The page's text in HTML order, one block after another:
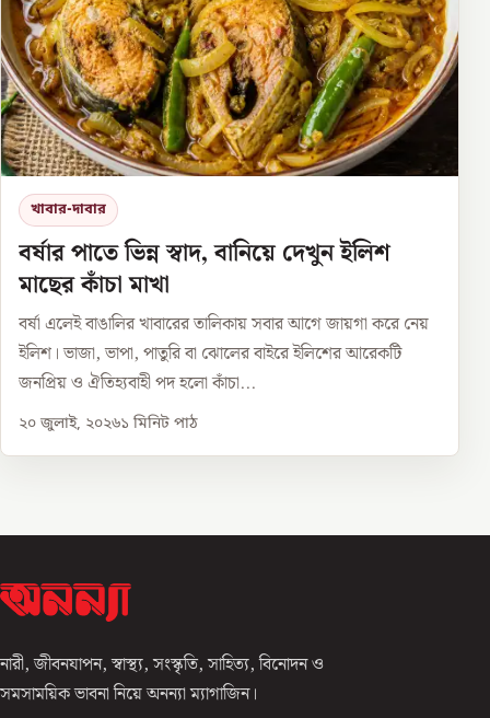
খাবার-দাবার
বর্ষার পাতে ভিন্ন স্বাদ, বানিয়ে দেখুন ইলিশ
মাছের কাঁচা মাখা
বর্ষা এলেই বাঙালির খাবারের তালিকায় সবার আগে জায়গা করে নেয়
ইলিশ। ভাজা, ভাপা, পাতুরি বা ঝোলের বাইরে ইলিশের আরেকটি
জনপ্রিয় ও ঐতিহ্যবাহী পদ হলো কাঁচা...
২০ জুলাই, ২০২৬১ মিনিট পাঠ
নারী, জীবনযাপন, স্বাস্থ্য, সংস্কৃতি, সাহিত্য, বিনোদন ও
সমসাময়িক ভাবনা নিয়ে অনন্যা ম্যাগাজিন।